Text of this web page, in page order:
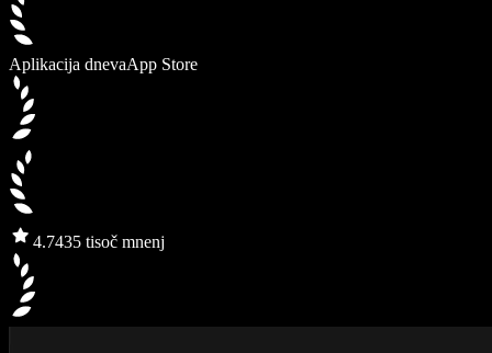
Aplikacija dnevaApp Store
4.7435 tisoč mnenj